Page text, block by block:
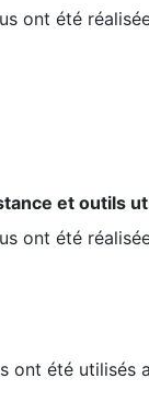
ont été
et outils
ont été
ont été utilisés